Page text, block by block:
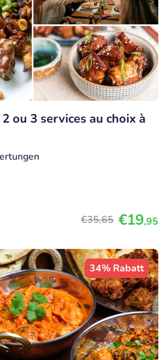
ou 3 services au choix à
€35,65 €19,95
34% Rabatt